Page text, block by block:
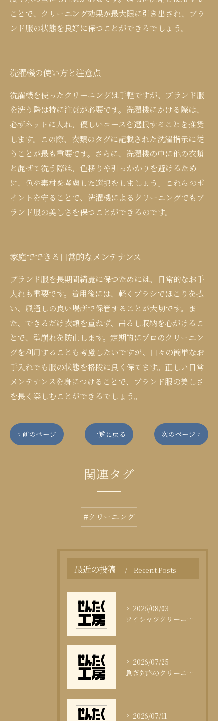
ことで、クリーニング効果が最大限に引き出され、ブラ
ンド服の状態を良好に保つことができるでしょう。
洗濯機の使い方と注意点
洗濯機を使ったクリーニングは手軽ですが、ブランド服
を洗う際は特に注意が必要です。洗濯機にかける際は、
必ずネットに入れ、優しいコースを選択することを推奨
します。この際、衣類のタグに記載された洗濯指示に従
うことが最も重要です。さらに、洗濯機の中に他の衣類
と混ぜて洗う際は、色移りや引っかかりを避けるため
に、色や素材を考慮した選択をしましょう。これらのポ
イントを守ることで、洗濯機によるクリーニングでもブ
ランド服の美しさを保つことができるのです。
家庭でできる日常的なメンテナンス
ブランド服を長期間綺麗に保つためには、日常的なお手
入れも重要です。着用後には、軽くブラシでほこりを払
い、風通しの良い場所で保管することが大切です。ま
た、できるだけ衣類を重ねず、吊るし収納を心がけるこ
とで、型崩れを防止します。定期的にプロのクリーニン
グを利用することも考慮したいですが、日々の簡単なお
手入れでも服の状態を格段に良く保てます。正しい日常
メンテナンスを身につけることで、ブランド服の美しさ
を長く楽しむことができるでしょう。
< 前のページ 一覧に戻る 次のページ >
関連タグ
#クリーニング
最近の投稿 Recent Posts
2026/08/03
ワイシャツクリーニング頻度と清潔感の科学
2026/07/25
急ぎ対応のクリーニング即日サービスの秘訣
2026/07/11